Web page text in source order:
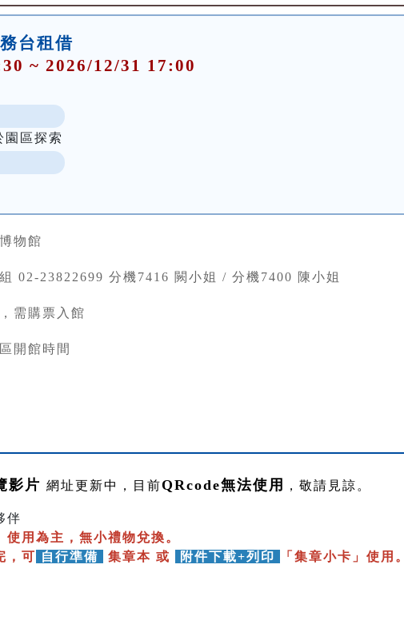
台租借
~ 2026/12/31 17:00
園區探索
物館
02-23822699 分機7416 闕小姐 / 分機7400 陳小姐
需購票入館
開館時間
影片 網址更新中，目前QRcode無法使用 ，敬請見諒。
伴
用為主，無小禮物兌換。
，可 自行準備 集章本 或 附件下載+列印 「集章小卡」使用。